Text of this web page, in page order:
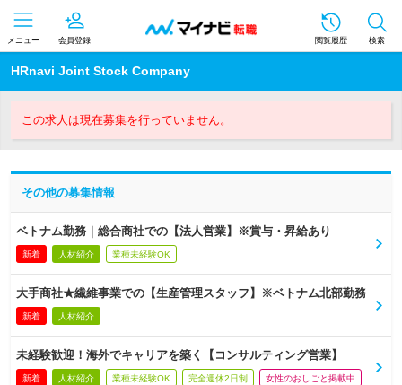
メニュー 会員登録 閲覧履歴 検索
HRnavi Joint Stock Company
この求人は現在募集を行っていません。
その他の募集情報
ベトナム勤務｜総合商社での【法人営業】※賞与・昇給あり
新着 人材紹介 業種未経験OK
大手商社★繊維事業での【生産管理スタッフ】※ベトナム北部勤務
新着 人材紹介
未経験歓迎！海外でキャリアを築く【コンサルティング営業】
新着 人材紹介 業種未経験OK 完全週休2日制 女性のおしごと掲載中